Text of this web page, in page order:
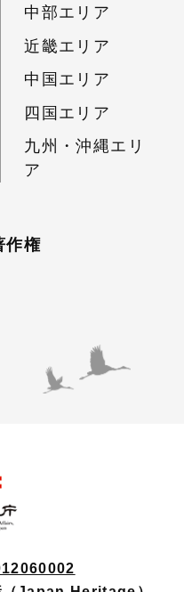
中部エリア
近畿エリア
中国エリア
四国エリア
九州・沖縄エリ
ア
作権